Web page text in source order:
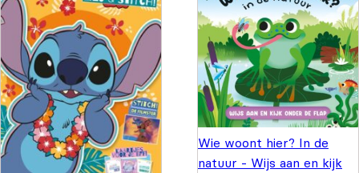
Wie woont hier? In de
natuur - Wijs aan en kijk